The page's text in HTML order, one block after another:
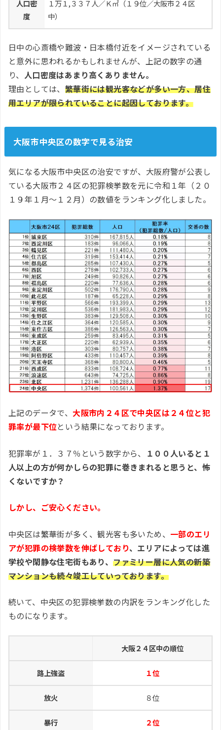
人口密
度
１万１,３３７人／Ｋ㎡（１９位／大阪市２４区
中）
日中の心斎橋や難波・日本橋付近をイメージされている
と意外に思われるかもしれませんが、上記の数字の通
り、 人口密度はあまり高くありません。
理由としては、 繁華街には観光客などが多い一方、居住
用エリアが限られていることに起因しております。
大阪市中央区の数字で見る治安
気になる大阪市中央区の治安ですが、大阪府警が公表し
ている大阪市２４区の犯罪検挙数を元に令和１年（２０
１９年１月～１２月）の数値をランキング化しました。
上記のデータで、大阪市内２４区で中央区は２４位と犯
罪率が最下位という結果になっております。
犯罪率が１．３７％という数字から、
１００人いると１
人以上の方が何かしらの犯罪に巻きまれると思うと、怖
くないですか？
しかし、ご安心ください。
中央区は繁華街が多く、観光客も多いため、 一部のエリ
アが犯罪の検挙数を伸ばしており、エリアによっては進
学校や閑静な住宅街もあり、ファミリー層に人気の新築
マンションも続々竣工していっております。
続いて、中央区の犯罪検挙数の内訳をランキング化した
ものになります。
大阪２４区中の順位
路上強盗 １位
放火 ８位
暴行 ２位